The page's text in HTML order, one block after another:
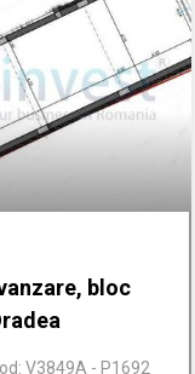
bloc
V3849A - P1692